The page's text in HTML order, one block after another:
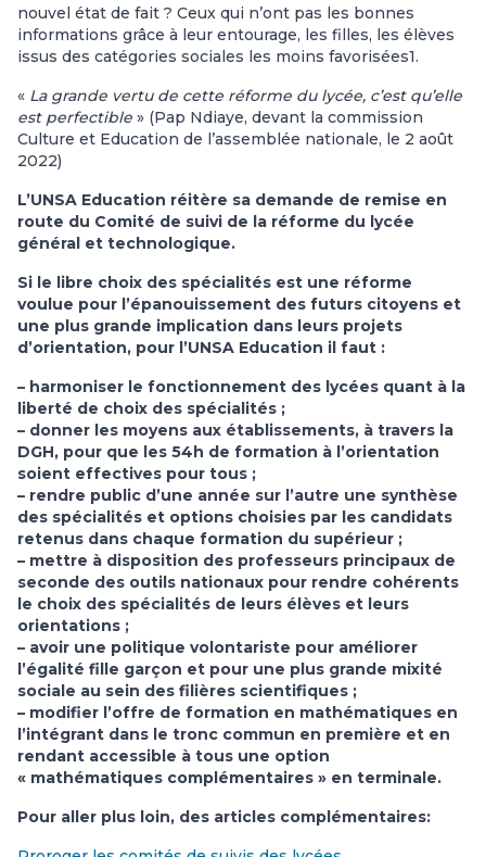
nouvel état de fait ? Ceux qui n’ont pas les bonnes
informations grâce à leur entourage, les filles, les élèves
issus des catégories sociales les moins favorisées1.
« La grande vertu de cette réforme du lycée, c’est qu’elle
est perfectible » (Pap Ndiaye, devant la commission
Culture et Education de l’assemblée nationale, le 2 août
2022)
L’UNSA Education réitère sa demande de remise en
route du Comité de suivi de la réforme du lycée
général et technologique.
Si le libre choix des spécialités est une réforme
voulue pour l’épanouissement des futurs citoyens et
une plus grande implication dans leurs projets
d’orientation, pour l’UNSA Education il faut :
– harmoniser le fonctionnement des lycées quant à la
liberté de choix des spécialités ;
– donner les moyens aux établissements, à travers la
DGH, pour que les 54h de formation à l’orientation
soient effectives pour tous ;
– rendre public d’une année sur l’autre une synthèse
des spécialités et options choisies par les candidats
retenus dans chaque formation du supérieur ;
– mettre à disposition des professeurs principaux de
seconde des outils nationaux pour rendre cohérents
le choix des spécialités de leurs élèves et leurs
orientations ;
– avoir une politique volontariste pour améliorer
l’égalité fille garçon et pour une plus grande mixité
sociale au sein des filières scientifiques ;
– modifier l’offre de formation en mathématiques en
l’intégrant dans le tronc commun en première et en
rendant accessible à tous une option
« mathématiques complémentaires » en terminale.
Pour aller plus loin, des articles complémentaires: